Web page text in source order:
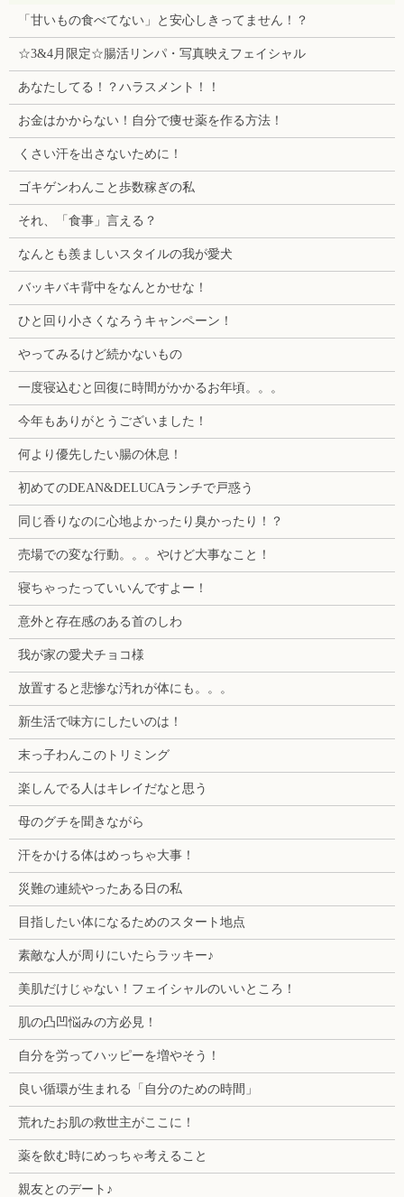
「甘いもの食べてない」と安心しきってません！？
☆3&4月限定☆腸活リンパ・写真映えフェイシャル
あなたしてる！？ハラスメント！！
お金はかからない！自分で痩せ薬を作る方法！
くさい汗を出さないために！
ゴキゲンわんこと歩数稼ぎの私
それ、「食事」言える？
なんとも羨ましいスタイルの我が愛犬
バッキバキ背中をなんとかせな！
ひと回り小さくなろうキャンペーン！
やってみるけど続かないもの
一度寝込むと回復に時間がかかるお年頃。。。
今年もありがとうございました！
何より優先したい腸の休息！
初めてのDEAN&DELUCAランチで戸惑う
同じ香りなのに心地よかったり臭かったり！？
売場での変な行動。。。やけど大事なこと！
寝ちゃったっていいんですよー！
意外と存在感のある首のしわ
我が家の愛犬チョコ様
放置すると悲惨な汚れが体にも。。。
新生活で味方にしたいのは！
末っ子わんこのトリミング
楽しんでる人はキレイだなと思う
母のグチを聞きながら
汗をかける体はめっちゃ大事！
災難の連続やったある日の私
目指したい体になるためのスタート地点
素敵な人が周りにいたらラッキー♪
美肌だけじゃない！フェイシャルのいいところ！
肌の凸凹悩みの方必見！
自分を労ってハッピーを増やそう！
良い循環が生まれる「自分のための時間」
荒れたお肌の救世主がここに！
薬を飲む時にめっちゃ考えること
親友とのデート♪